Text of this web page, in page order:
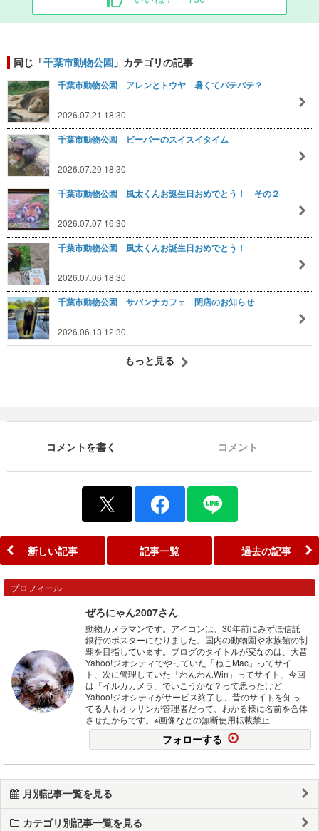
同じ「千葉市動物公園 」カテゴリの記事
千葉市動物公園 アレンとトウヤ 暑くてバテバテ？
2026.07.21 18:30
千葉市動物公園 ビーバーのスイスイタイム
2026.07.20 18:30
千葉市動物公園 風太くんお誕生日おめでとう！ その２
2026.07.07 16:30
千葉市動物公園 風太くんお誕生日おめでとう！
2026.07.06 18:30
千葉市動物公園 サバンナカフェ 閉店のお知らせ
2026.06.13 12:30
もっと見る
コメントを書く コメント
新しい記事 記事一覧 過去の記事
プロフィール
ぜろにゃん2007さん
動物カメラマンです。アイコンは、30年前にみずほ信託
銀行のポスターになりました。国内の動物園や水族館の制
覇を目指しています。ブログのタイトルが変なのは、大昔
Yahoo!ジオシティでやっていた「ねこMac」ってサイ
ト、次に管理していた「わんわんWin」ってサイト、今回
は「イルカカメラ」でいこうかな？って思ったけど
Yahoo!ジオシティがサービス終了し、昔のサイトを知っ
てる人もオッサンが管理者だって、わかる様に名前を合体
させたからです。※画像などの無断使用転載禁止
フォローする
月別記事一覧を見る
カテゴリ別記事一覧を見る